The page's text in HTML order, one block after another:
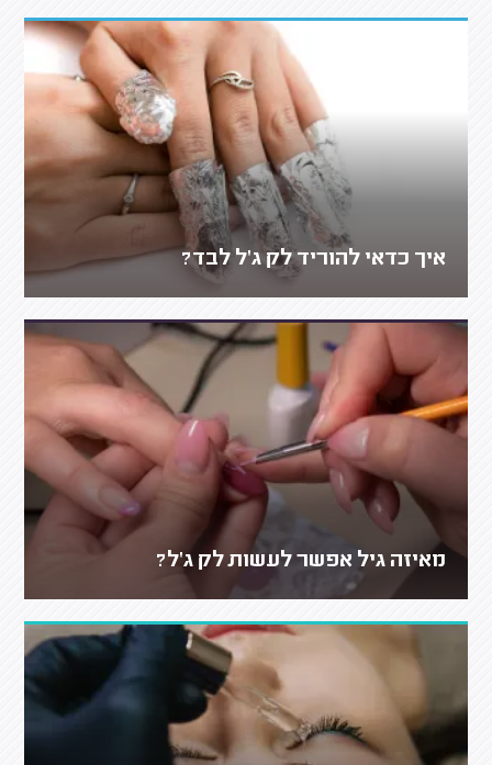
איך כדאי להוריד לק ג'ל לבד?
מאיזה גיל אפשר לעשות לק ג'ל?